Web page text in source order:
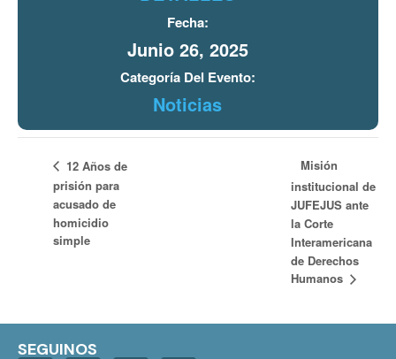
Fecha:
Junio 26, 2025
Categoría Del Evento:
Noticias
12 Años de
prisión para
acusado de
homicidio
simple
Misión
institucional de
JUFEJUS ante
la Corte
Interamericana
de Derechos
Humanos
SEGUINOS